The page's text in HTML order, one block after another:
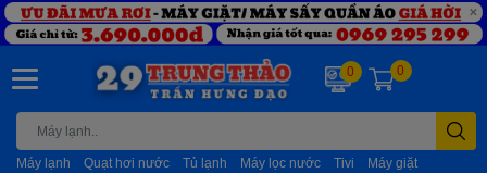
Máy lạnh Quạt hơi nước Tủ lạnh Máy lọc nước Tivi Máy giặt
0 0